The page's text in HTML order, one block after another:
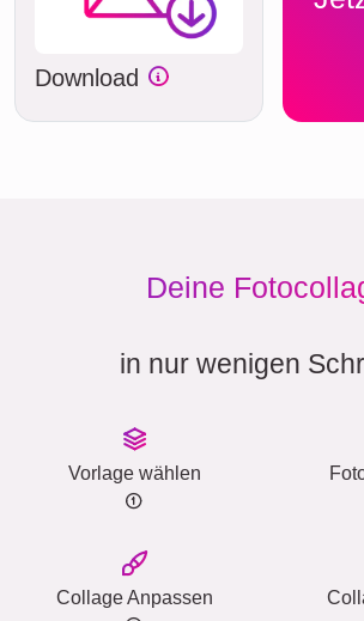
Download
Deine
in nur wenigen
Vorlage wählen
Collage Anpassen